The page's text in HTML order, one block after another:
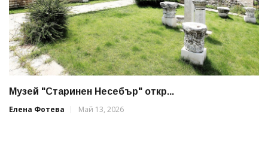
Музей "Старинен Несебър" откр...
Елена Фотева
Май 13, 2026